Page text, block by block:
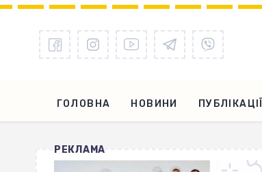
ГОЛОВНА НОВИНИ ПУБЛІКАЦІЇ
РЕКЛАМА